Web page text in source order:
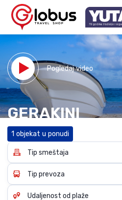
GERAKINI
1 objekat u ponudi
Pogledaj video